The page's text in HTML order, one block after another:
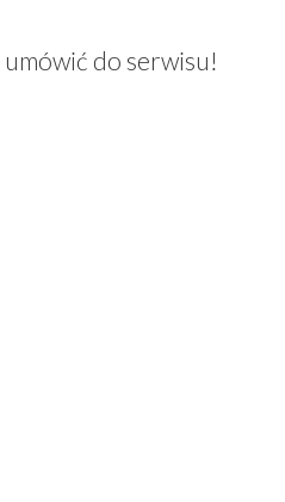
do serwisu!